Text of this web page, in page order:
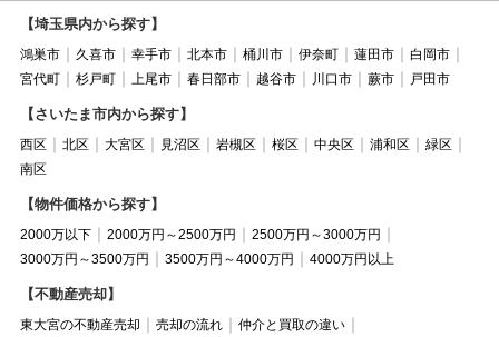
【埼玉県内から探す】
鴻巣市 久喜市 幸手市 北本市 桶川市 伊奈町 蓮田市
白岡市
宮代町
杉戸町 上尾市 春日部市 越谷市 川口市 蕨市 戸田市
【さいたま市内から探す】
西区 北区 大宮区 見沼区 岩槻区 桜区 中央区 浦和区
緑区
南区
【物件価格から探す】
2000万以下 2000万円～2500万円
2500万円～3000万円
3000万円～3500万円
3500万円～4000万円 4000万円以上
【不動産売却】
東大宮の不動産売却 売却の流れ
仲介と買取の違い